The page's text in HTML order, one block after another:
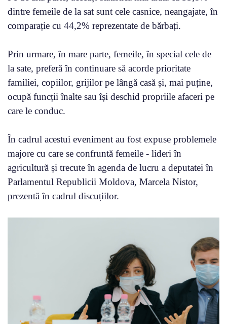
dintre femeile de la sat sunt cele casnice, neangajate, în
comparație cu 44,2% reprezentate de bărbați.
Prin urmare, în mare parte, femeile, în special cele de
la sate, preferă în continuare să acorde prioritate
familiei, copiilor, grijilor pe lângă casă și, mai puține,
ocupă funcții înalte sau își deschid propriile afaceri pe
care le conduc.
În cadrul acestui eveniment au fost expuse problemele
majore cu care se confruntă femeile - lideri în
agricultură și trecute în agenda de lucru a deputatei în
Parlamentul Republicii Moldova, Marcela Nistor,
prezentă în cadrul discuțiilor.